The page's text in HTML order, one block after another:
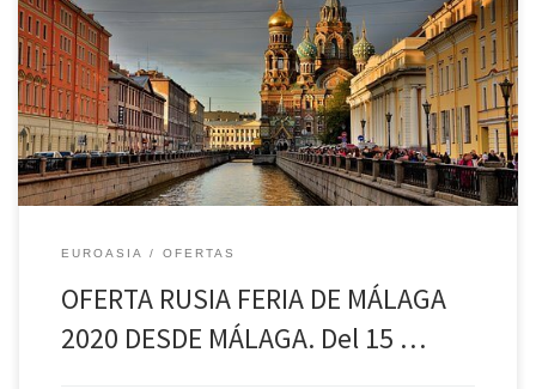
de AGOSTO desde 2033€ Día 1º MÁLAGA/MOSCÚ SÁBADO
Presentación en el aeropuerto para salir en vuelo regular con
destino Moscú. Llegada, traslado al hotel A Alojamiento y cena. Día
2º MOSCÚ DOMINGO Desayuno Visita panorámica de la ciudad […]
EUROASIA OFERTAS
OFERTA RUSIA FERIA DE MÁLAGA
2020 DESDE MÁLAGA. Del 15 …